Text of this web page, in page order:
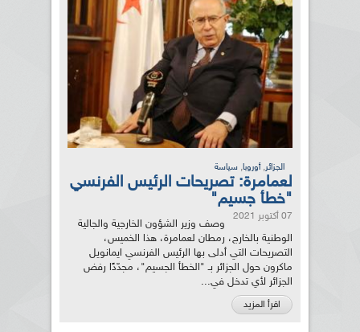
الجزائر,أوروبا, سياسة
لعمامرة: تصريحات الرئيس الفرنسي
"خطأ جسيم"
07 أكتوبر 2021
وصف وزير الشؤون الخارجية والجالية
الوطنية بالخارج، رمطان لعمامرة، هذا الخميس،
التصريحات التي أدلى بها الرئيس الفرنسي ايمانويل
ماكرون حول الجزائر بـ "الخطأ الجسيم"، مجدّدًا رفض
الجزائر لأي تدخل في...
اقرأ المزيد